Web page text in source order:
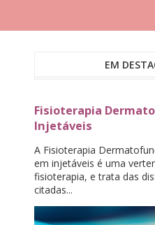
EM
Fisioterapia
Injetáveis
A Fisioterapia
em injetáveis é uma
fisioterapia, e trata das
citadas...